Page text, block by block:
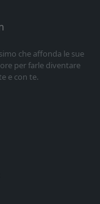
che affonda le sue
per farle diventare
e con te.